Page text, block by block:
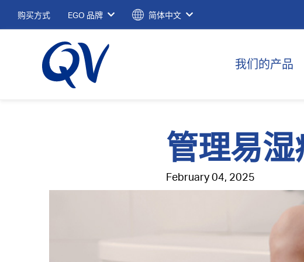
购买方式 EGO 品牌 简体中文
我们的产品
管理易
February 04, 2025